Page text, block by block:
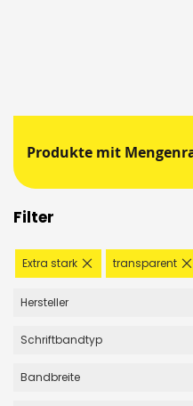
Produkte mit
Filter
Extra stark
Diesen
Artikel
transparent
Hersteller
Schriftbandtyp
Bandbreite